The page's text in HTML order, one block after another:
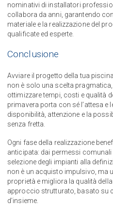
nominativi di installatori
collabora da anni, garantendo
materiale e la realizzazione del
qualificate ed esperte.
Conclusione
Avviare il progetto della tua
non è solo una scelta
ottimizzare tempi, costi e qualità
primavera porta con sé l’attesa e
disponibilità, attenzione e la
senza fretta.
Ogni fase della realizzazione
anticipata: dai permessi
selezione degli impianti alla
non è un acquisto impulsivo, ma
proprietà e migliora la qualità
approccio strutturato, basato su
d’insieme.